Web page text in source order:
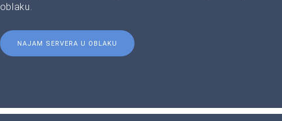
oblaku.
NAJAM SERVERA U OBLAKU